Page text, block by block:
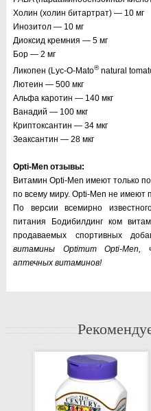
Холин (холин битартрат) — 10 мг
Инозитол — 10 мг
Диоксид кремния — 5 мг
Бор — 2 мг
Ликопен (Lyc-O-Mato®natural
Лютеин — 500 мкг
Альфа каротин — 140 мкг
Ванадий — 100 мкг
Криптоксантин — 34 мкг
Зеаксантин — 28 мкг
Opti-Men отзывы:
Витамин Opti-Men имеют только
по всему миру. Opti-Men не имеют
По версии всемирно
питания Бодибилдинг ком
продаваемых спортивных
витамины Optimum Opti-Men,
аптечных витаминов!